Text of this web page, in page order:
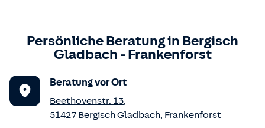
Persönliche Beratung in Bergisch
Gladbach -Frankenforst
Beratung vor Ort
Beethovenstr. 13,
51427 Bergisch Gladbach, Frankenforst